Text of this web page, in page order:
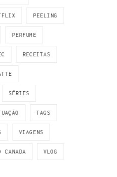
PEELING
PERFUME
RECEITAS
SÉRIES
TAGS
VIAGENS
CANADA VLOG